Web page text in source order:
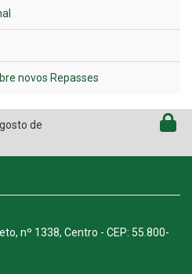
novos Repasses
de
nº 1338, Centro - CEP: 55.800-